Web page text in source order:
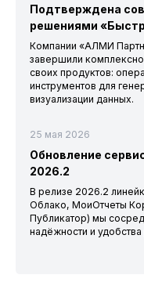
Подтверждена
решениями
Компании «АЛМИ
завершили
своих продуктов:
инструментов для
визуализации данных.
25 мая 2026
Обновление
2026.2
В релизе 2026.2
Облако, МоиОтчеты
Публикатор) мы
надёжности и